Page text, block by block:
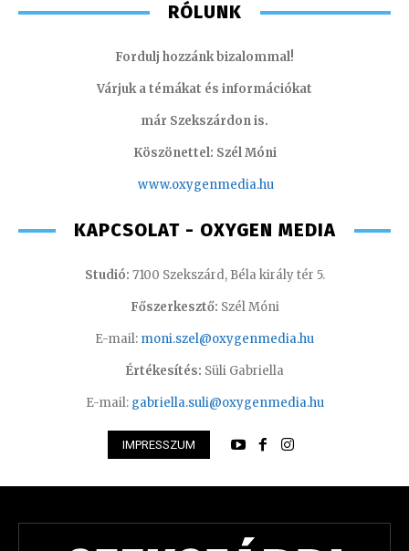
RÓLUNK
Fordulj hozzánk bizalommal!
Várjuk a témákat és információkat
már Szekszárdon is.
Köszönettel: Szél Móni
www.oxygenmedia.hu
KAPCSOLAT - OXYGEN MEDIA
Studió: 7100 Szekszárd, Béla király tér 5.
Főszerkesztő: Szél Móni
E-mail: moni.szel@oxygenmedia.hu
Értékesítés: Süli Gabriella
E-mail: gabriella.suli@oxygenmedia.hu
IMPRESSZUM